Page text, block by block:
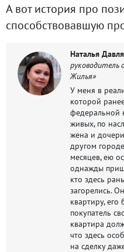
А вот история про
способствовавшую
Наталья
руководитель
Жилья»
У меня в
которой
федеральной
живых, по
жена и
другом
месяцев, ею
однажды
кто здесь
загорелись.
квартиру,
покупатель
квартира
что здесь
на сделку